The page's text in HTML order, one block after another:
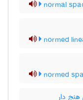
normal
normed
normed
دار